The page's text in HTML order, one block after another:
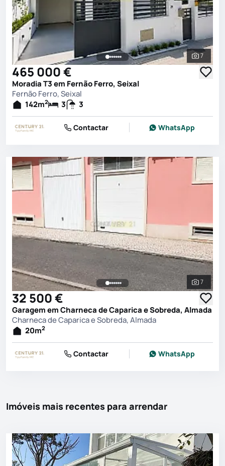
Ver
7
465 000 €
Moradia T3 em Fernão Ferro, Seixal
Fernão Ferro, Seixal
142m2 3 3
Contactar WhatsApp
Ver
7
32 500 €
Garagem em Charneca de Caparica e Sobreda, Almada
Charneca de Caparica e Sobreda, Almada
20m2
Contactar WhatsApp
Imóveis mais recentes para arrendar